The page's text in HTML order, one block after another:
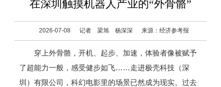
在深圳触摸机器人产业的“外骨骼”
2026-07-08 记者 梁旭 杨深深 来源：经济参考报
穿上外骨骼，开机、起步、加速，体验者像被赋予
了超能力一般，感受健步如飞……走进极壳科技（深
圳）有限公司，科幻电影里的场景已然成为现实。过去